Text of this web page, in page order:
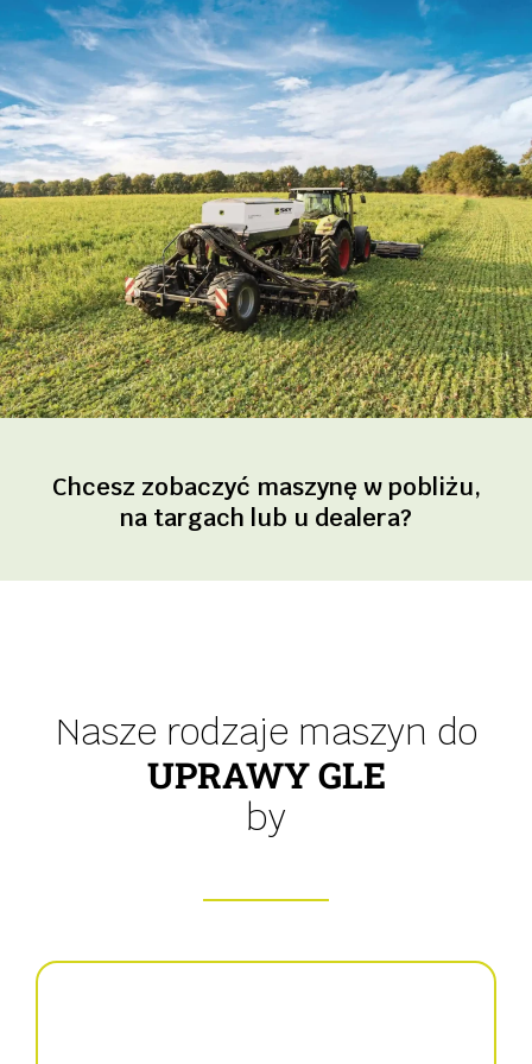
Chcesz zobaczyć maszynę w pobliżu,
na targach lub u dealera?
Nasze rodzaje maszyn do
UPRAWY GLE
by